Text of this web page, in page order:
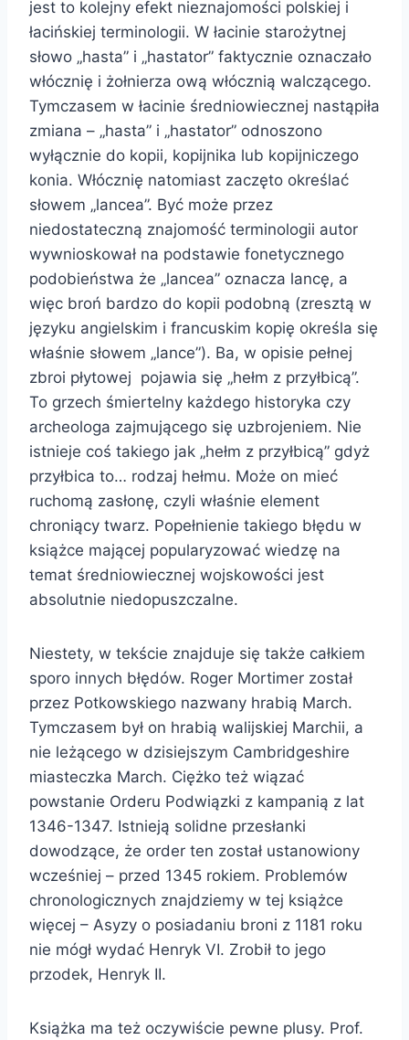
jest to kolejny efekt nieznajomości polskiej i
łacińskiej terminologii. W łacinie starożytnej
słowo „hasta” i „hastator” faktycznie oznaczało
włócznię i żołnierza ową włócznią walczącego.
Tymczasem w łacinie średniowiecznej nastąpiła
zmiana – „hasta” i „hastator” odnoszono
wyłącznie do kopii, kopijnika lub kopijniczego
konia. Włócznię natomiast zaczęto określać
słowem „lancea”. Być może przez
niedostateczną znajomość terminologii autor
wywnioskował na podstawie fonetycznego
podobieństwa że „lancea” oznacza lancę, a
więc broń bardzo do kopii podobną (zresztą w
języku angielskim i francuskim kopię określa się
właśnie słowem „lance”). Ba, w opisie pełnej
zbroi płytowej pojawia się „hełm z przyłbicą”.
To grzech śmiertelny każdego historyka czy
archeologa zajmującego się uzbrojeniem. Nie
istnieje coś takiego jak „hełm z przyłbicą” gdyż
przyłbica to… rodzaj hełmu. Może on mieć
ruchomą zasłonę, czyli właśnie element
chroniący twarz. Popełnienie takiego błędu w
książce mającej popularyzować wiedzę na
temat średniowiecznej wojskowości jest
absolutnie niedopuszczalne.
Niestety, w tekście znajduje się także całkiem
sporo innych błędów. Roger Mortimer został
przez Potkowskiego nazwany hrabią March.
Tymczasem był on hrabią walijskiej Marchii, a
nie leżącego w dzisiejszym Cambridgeshire
miasteczka March. Ciężko też wiązać
powstanie Orderu Podwiązki z kampanią z lat
1346-1347. Istnieją solidne przesłanki
dowodzące, że order ten został ustanowiony
wcześniej – przed 1345 rokiem. Problemów
chronologicznych znajdziemy w tej książce
więcej – Asyzy o posiadaniu broni z 1181 roku
nie mógł wydać Henryk VI. Zrobił to jego
przodek, Henryk II.
Książka ma też oczywiście pewne plusy. Prof.